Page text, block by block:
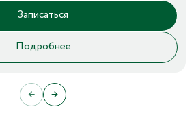
Записаться
Подробнее
← →